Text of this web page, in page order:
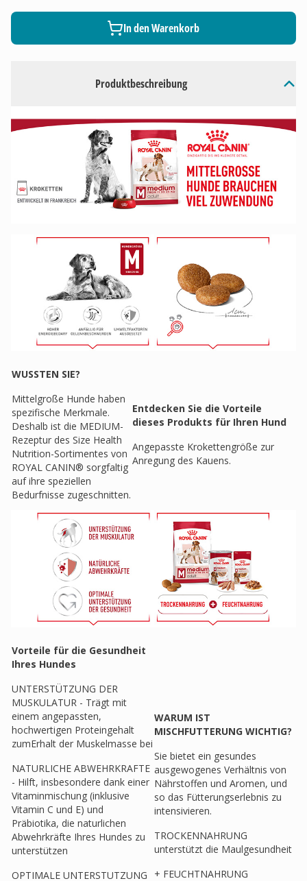
Produktbeschreibung
WUSSTEN SIE?
Mittelgroße Hunde haben
spezifische Merkmale.
Deshalb ist die MEDIUM-
Rezeptur des Size Health
Nutrition-Sortimentes von
ROYAL CANIN® sorgfaltig
auf ihre speziellen
Bedurfnisse zugeschnitten.
Entdecken Sie die Vorteile
dieses Produkts für Ihren Hund
Angepasste Krokettengröße zur
Anregung des Kauens.
Vorteile für die Gesundheit
Ihres Hundes
UNTERSTÜTZUNG DER
MUSKULATUR - Trägt mit
einem angepassten,
hochwertigen Proteingehalt
zumErhalt der Muskelmasse bei
NATURLICHE ABWEHRKRAFTE
- Hilft, insbesondere dank einer
Vitaminmischung (inklusive
Vitamin C und E) und
Präbiotika, die naturlichen
Abwehrkräfte Ihres Hundes zu
unterstützen
OPTIMALE UNTERSTUTZUNG
WARUM IST
MISCHFUTTERUNG WICHTIG?
Sie bietet ein gesundes
ausgewogenes Verhältnis von
Nährstoffen und Aromen, und
so das Fütterungserlebnis zu
intensivieren.
TROCKENNAHRUNG
unterstützt die Maulgesundheit
+ FEUCHTNAHRUNG
In den Warenkorb